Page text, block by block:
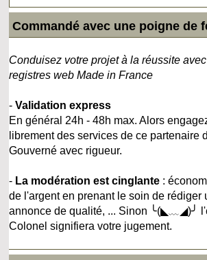
Commandé avec une poigne de
Conduisez votre projet à la réussite
registres web Made in France
-Validation express
En général 24h - 48h max. Alors
librement des services de ce partenaire
Gouverné avec rigueur.
- La modération est cinglante :
de l'argent en prenant le soin de rédiger
annonce de qualité, ... Sinon ╰(◣﹏◢)╯
Colonel signifiera votre jugement.